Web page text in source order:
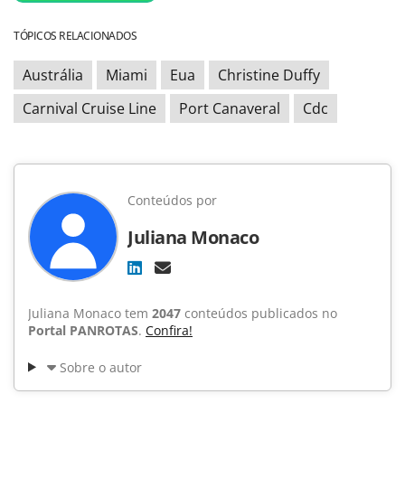
TÓPICOS RELACIONADOS
Austrália Miami Eua
Christine Duffy
Carnival Cruise Line
Port Canaveral Cdc
Conteúdos por
Juliana Monaco
Juliana Monaco tem 2047 conteúdos publicados no
Portal PANROTAS. Confira!
Sobre o autor